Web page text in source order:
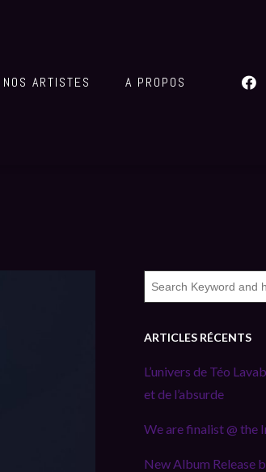
NOS ARTISTES A PROPOS
ARTICLES RÉCENTS
L’univers de Téo
et de l’absurde
We are finalist @ the
New Album Release